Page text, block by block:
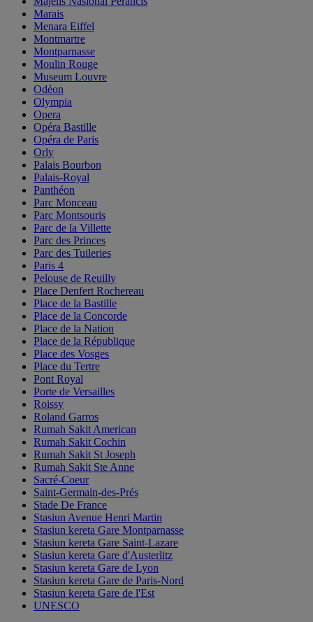
Marais
Menara Eiffel
Montmartre
Montparnasse
Moulin Rouge
Museum Louvre
Odéon
Olympia
Opera
Opéra Bastille
Opéra de Paris
Orly
Palais Bourbon
Palais-Royal
Panthéon
Parc Monceau
Parc Montsouris
Parc de la Villette
Parc des Princes
Parc des Tuileries
Paris 4
Pelouse de Reuilly
Place Denfert Rochereau
Place de la Bastille
Place de la Concorde
Place de la Nation
Place de la République
Place des Vosges
Place du Tertre
Pont Royal
Porte de Versailles
Roissy
Roland Garros
Rumah Sakit American
Rumah Sakit Cochin
Rumah Sakit St Joseph
Rumah Sakit Ste Anne
Sacré-Coeur
Saint-Germain-des-Prés
Stade De France
Stasiun Avenue Henri Martin
Stasiun kereta Gare Montparnasse
Stasiun kereta Gare Saint-Lazare
Stasiun kereta Gare d'Austerlitz
Stasiun kereta Gare de Lyon
Stasiun kereta Gare de Paris-Nord
Stasiun kereta Gare de l'Est
UNESCO